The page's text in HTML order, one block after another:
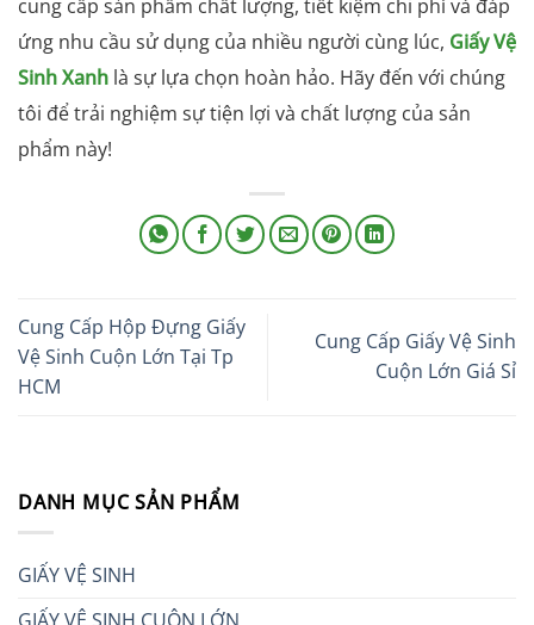
cung cấp sản phẩm chất lượng, tiết kiệm chi phí và đáp
ứng nhu cầu sử dụng của nhiều người cùng lúc, Giấy Vệ
Sinh Xanh là sự lựa chọn hoàn hảo. Hãy đến với chúng
tôi để trải nghiệm sự tiện lợi và chất lượng của sản
phẩm này!
Cung Cấp Hộp Đựng Giấy
Vệ Sinh Cuộn Lớn Tại Tp
HCM
Cung Cấp Giấy Vệ Sinh
Cuộn Lớn Giá Sỉ
DANH MỤC SẢN PHẨM
GIẤY VỆ SINH